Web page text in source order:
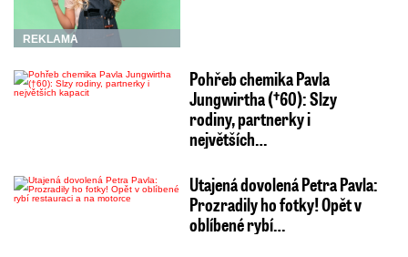
REKLAMA
Pohřeb chemika Pavla
Jungwirtha (†60): Slzy
rodiny, partnerky i
největších…
Utajená dovolená Petra Pavla:
Prozradily ho fotky! Opět v
oblíbené rybí…